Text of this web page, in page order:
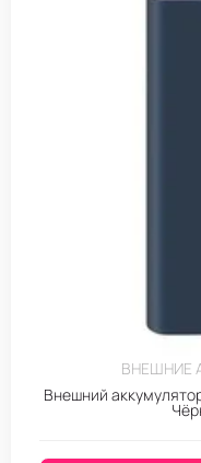
ВНЕШНИЕ
Внешний